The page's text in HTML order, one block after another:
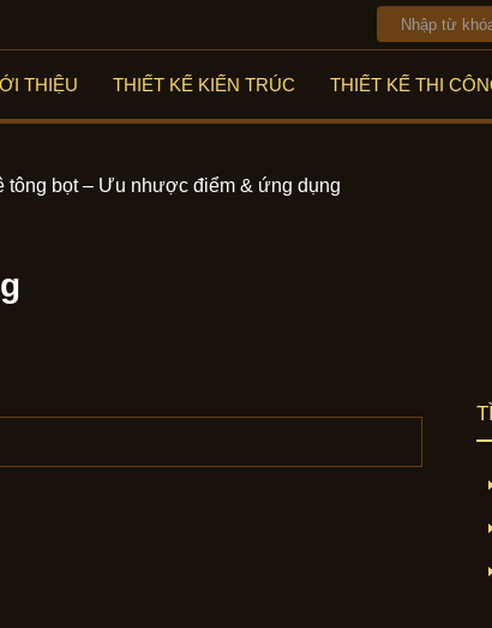
THIỆU THIẾT KẾ KIẾN TRÚC THIẾT KẾ THI
tông bọt – Ưu nhược điểm & ứng dụng